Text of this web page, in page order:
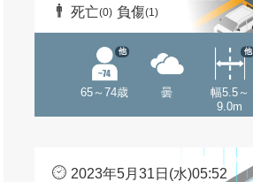
死亡(0) 負傷(1)
65～74歳
他
曇
幅5.5～
9.0m
他
2023年5月31日(水)05:52